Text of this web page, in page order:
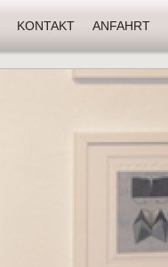
KONTAKT ANFAHRT